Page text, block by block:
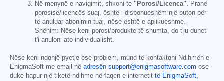
Në menynë e navigimit, shkoni te "Porosi/Licenca". Pranë
porosisë/licencës suaj, është i disponueshëm një buton për
të anuluar abonimin tuaj, nëse është e aplikueshme.
Shënim: Nëse keni porosi/produkte të shumta, do t'ju duhet
t'i anuloni ato individualisht.
Nëse keni ndonjë pyetje ose problem, mund të kontaktoni Ndihmën e
EnigmaSoft me email në adresën support@enigmasoftware.com ose
duke hapur një tiketë ndihme në faqen e internetit të EnigmaSoft,